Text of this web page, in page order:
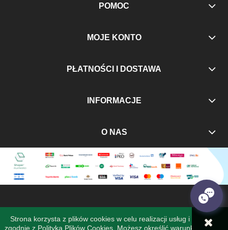
Strona korzysta z plików cookies w celu realizacji usług i
zgodnie z Polityką Plików Cookies. Możesz określić warunki
POMOC
MOJE KONTO
PŁATNOŚCI I DOSTAWA
INFORMACJE
O NAS